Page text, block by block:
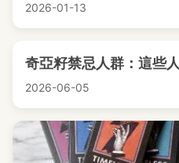
2026-01-13
奇亞籽禁忌人群：這些
2026-06-05